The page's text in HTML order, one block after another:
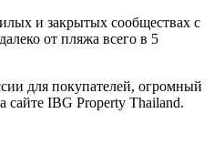
и закрытых сообществах с
от пляжа всего в 5
для покупателей, огромный
сайте IBG Property Thailand.